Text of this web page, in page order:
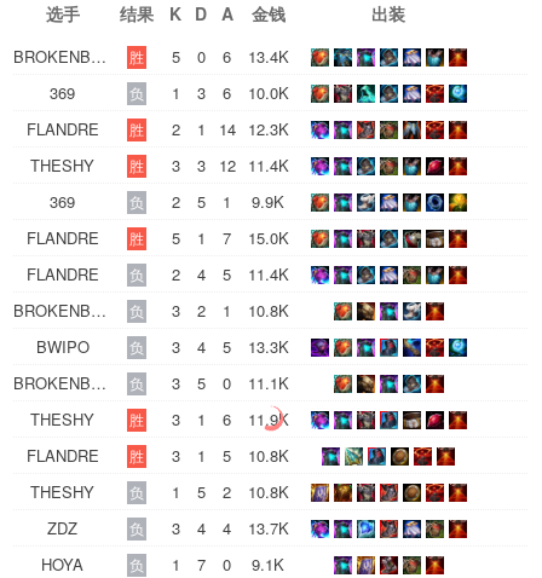
选手 结果 K D A 金钱 出装
BROKENBLADE 胜 5 0 6
13.4K
369
负 1 3 6
10.0K
FLANDRE
胜 2 1 14 12.3K
THESHY
胜 3 3 12 11.4K
369
负 2 5 1
9.9K
FLANDRE
胜 5 1 7
15.0K
FLANDRE
负 2 4 5
11.4K
BROKENBLADE
负 3 2 1
10.8K
BWIPO
负 3 4 5
13.3K
BROKENBLADE
负 3 5 0
11.1K
THESHY
胜 3 1 6
11.9K
FLANDRE
胜 3 1 5
10.8K
THESHY
负 1 5 2
10.8K
ZDZ
负 3 4 4
13.7K
HOYA
负 1 7 0
9.1K